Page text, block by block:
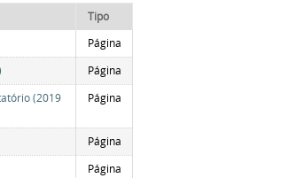
Tipo
Página
Página
(2019
Página
Página
Página